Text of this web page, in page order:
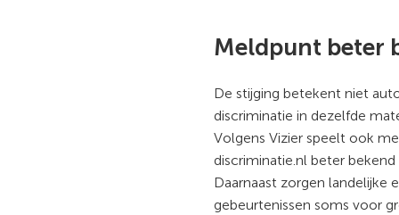
Meldpunt beter
De stijging betekent niet
discriminatie in dezelfde
Volgens Vizier speelt ook
discriminatie.nl beter bekend
Daarnaast zorgen landelijke
gebeurtenissen soms voor